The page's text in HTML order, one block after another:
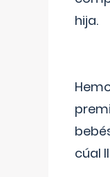
hija.
cúal